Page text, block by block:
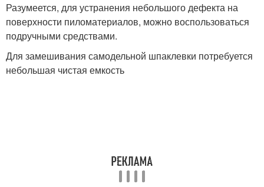
Разумеется, для устранения небольшого дефекта на
поверхности пиломатериалов, можно воспользоваться
подручными средствами.
Для замешивания самодельной шпаклевки потребуется
небольшая чистая емкость